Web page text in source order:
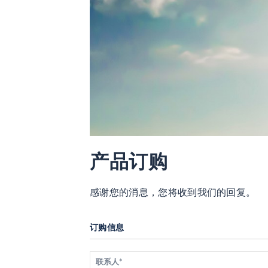
产品订购
感谢您的消息，您将收到我们的回复。
订购信息